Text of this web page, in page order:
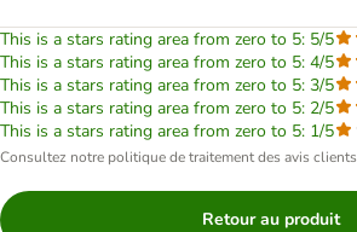
This is a stars rating area from zero to 5: 5/5
This is a stars rating area from zero to 5: 4/5
This is a stars rating area from zero to 5: 3/5
This is a stars rating area from zero to 5: 2/5
This is a stars rating area from zero to 5: 1/5
Consultez notre politique de traitement des avis clients
Retour au produit